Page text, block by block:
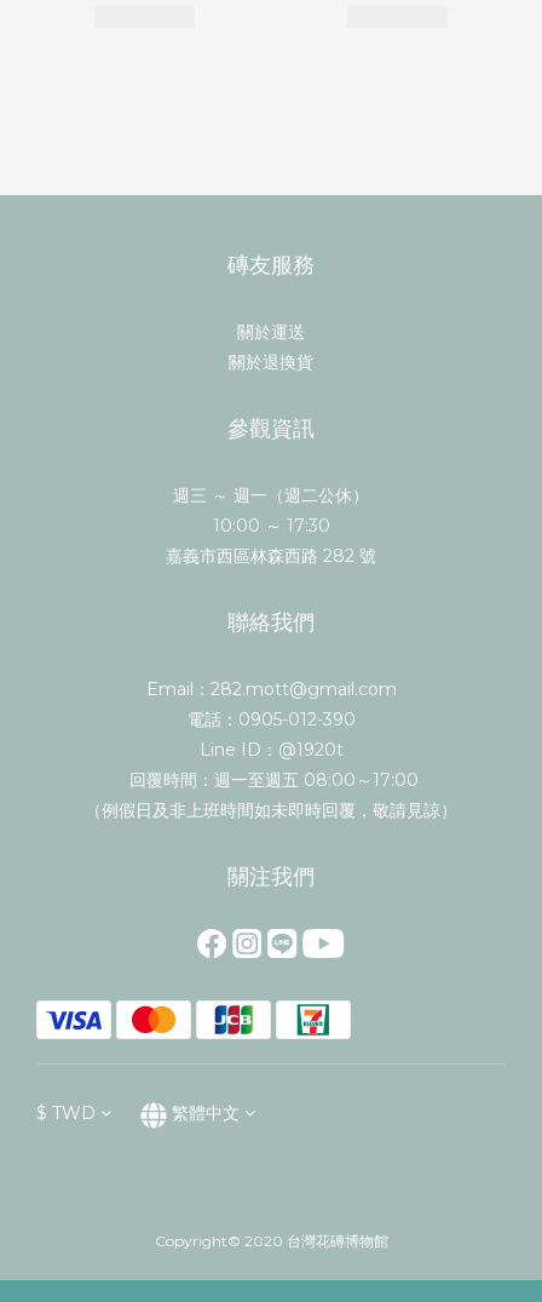
磚友服務
關於運送
關於退換貨
參觀資訊
週三 ～ 週一（週二公休）
10:00 ～ 17:30
嘉義市西區林森西路 282 號
聯絡我們
Email：282.mott@gmail.com
電話：0905-012-390
Line ID：@1920t
回覆時間：週一至週五 08:00～17:00
（例假日及非上班時間如未即時回覆，敬請見諒）
關注我們
$ TWD 繁體中文
Copyright© 2020 台灣花磚博物館